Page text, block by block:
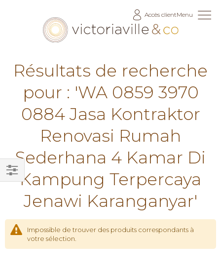
Accès clientMenu
Résultats de recherche
pour : 'WA 0859 3970
0884 Jasa Kontraktor
Renovasi Rumah
Sederhana 4 Kamar Di
Kampung Terpercaya
Jenawi Karanganyar'
Impossible de trouver des produits correspondants à
votre sélection.
Filtrer